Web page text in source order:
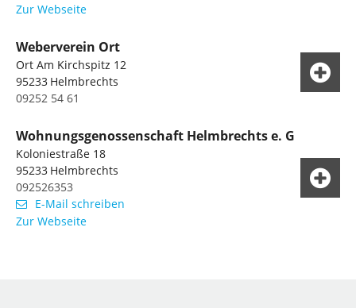
Zur Webseite
Weberverein Ort
Ort Am Kirchspitz 12
95233 Helmbrechts
09252 54 61
Wohnungsgenossenschaft Helmbrechts e. G
Koloniestraße 18
95233 Helmbrechts
092526353
E-Mail schreiben
Zur Webseite